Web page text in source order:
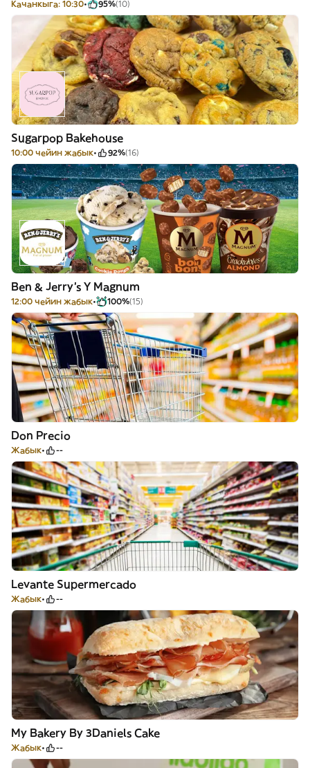
Качанкыга: 10:30 95%(10)
Sugarpop Bakehouse
10:00 чейин жабык 92%(16)
Ben & Jerry's Y Magnum
12:00 чейин жабык 100%(15)
Don Precio
Жабык --
Levante Supermercado
Жабык --
My Bakery By 3Daniels Cake
Жабык --